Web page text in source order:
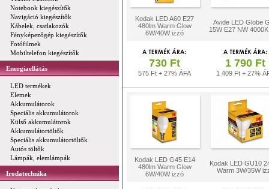
Notebook kiegészítők
Navigáció kiegészítők
Kábelek, csatlakozók
Fényképezőgép kiegészítők
Fotófilmek
Mobiltelefon kiegészítők
Energiaellátás
LED termékek
Elemek
Akkumulátorok
Speciális akkumulátorok
Külső akkumulátorok
Akkumulátortöltők
Speciális akkumulátortöltők
Autós töltők
Lámpák, elemlámpák
Irodatechnika
Kodak LED A60 E27
480lm Warm Glow
6W/40W izzó
Avide LED Globe
15W E27 NW
730 Ft
575 Ft + 27% ÁFA
1 790 Ft
1 409 Ft + 27%
Kodak LED G45 E14
480lm Warm Glow
6W/40W izzó
Kodak LED GU10
Warm 3W/35W